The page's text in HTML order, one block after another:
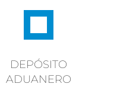
DEPÓSITO
ADUANERO
INTERMODALIDAD